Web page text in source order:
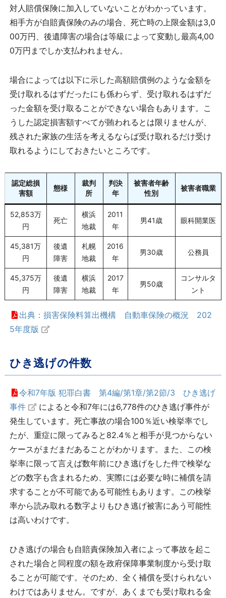
対人賠償保険に加入していないことがわかっています。
相手方が自賠責保険のみの場合、死亡時の上限金額は3,0
00万円、後遺障害の場合は等級によって変動し最高4,00
0万円までしか支払われません。
場合によっては以下に示した高額賠償例のような金額を
受け取れるはずだったにも係わらず、受け取れるはずだ
った金額を受け取ることができない場合もあります。こ
うした認定損害額すべてが賄われるとは限りませんが、
残された家族の生活を考えるならば受け取れるだけ受け
取れるようにしておきたいところです。
認定総損
害額
態様
裁判
所
判決
年
被害者年齢
性別
被害者職業
52,853万
円
死亡
横浜
地裁
2011
年
男41歳 眼科開業医
45,381万
円
後遺
障害
札幌
地裁
2016
年
男30歳 公務員
45,375万
円
後遺
障害
横浜
地裁
2017
年
男50歳
コンサルタ
ント
出典：損害保険料算出機構 自動車保険の概況 202
5年度版
ひき逃げの件数
令和7年版 犯罪白書 第4編/第1章/第2節/3 ひき逃げ
事件
によると令和7年には6,778件のひき逃げ事件が
発生しています。死亡事故の場合100％近い検挙率でし
たが、重症に限ってみると82.4％と相手が見つからない
ケースがまだまだあることがわかります。また、この検
挙率に限って言えば数年前にひき逃げをした件で検挙な
どの数字も含まれるため、実際には必要な時に補償を請
求することが不可能である可能性もあります。この検挙
率から読み取れる数字よりもひき逃げ被害にあう可能性
は高いわけです。
ひき逃げの場合も自賠責保険加入者によって事故を起こ
された場合と同程度の額を政府保障事業制度から受け取
ることが可能です。そのため、全く補償を受けられない
わけではありません。ですが、あくまでも受け取れる金